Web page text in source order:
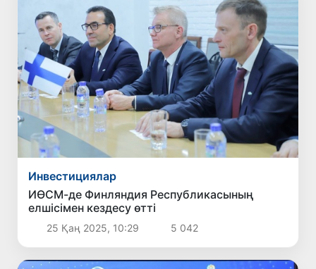
Инвестициялар
ИӨСМ-де Финляндия Республикасының
елшісімен кездесу өтті
25 Қаң 2025, 10:29 5 042